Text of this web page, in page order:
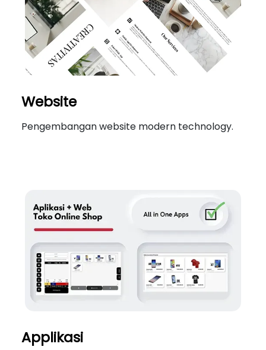
Website
Pengembangan website modern technology.
Applikasi